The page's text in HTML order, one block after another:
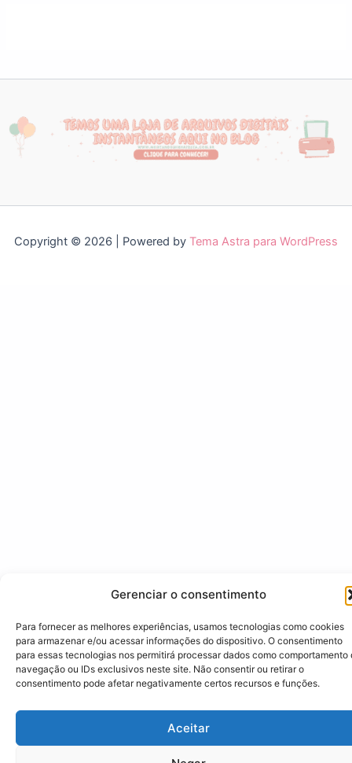
Gerenciar o consentimento
Para fornecer as melhores experiências, usamos tecnologias como cookies
para armazenar e/ou acessar informações do dispositivo. O consentimento
para essas tecnologias nos permitirá processar dados como comportamento
navegação ou IDs exclusivos neste site. Não consentir ou retirar o
consentimento pode afetar negativamente certos recursos e funções.
Aceitar
Copyright © 2026 | Powered by Tema Astra para WordPress